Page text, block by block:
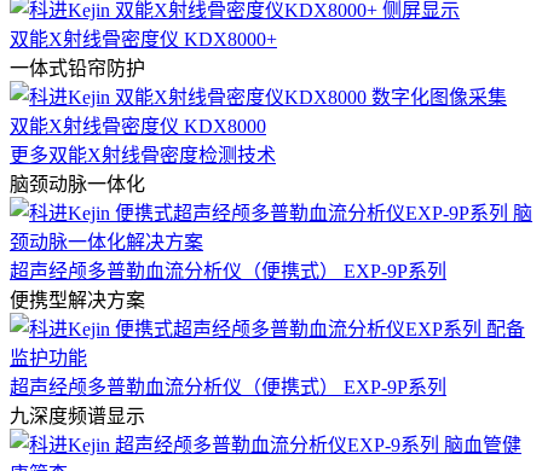
双能X射线骨密度仪 KDX8000+
一体式铅帘防护
双能X射线骨密度仪 KDX8000
更多双能X射线骨密度检测技术
脑颈动脉一体化
超声经颅多普勒血流分析仪（便携式） EXP-9P系列
便携型解决方案
超声经颅多普勒血流分析仪（便携式） EXP-9P系列
九深度频谱显示